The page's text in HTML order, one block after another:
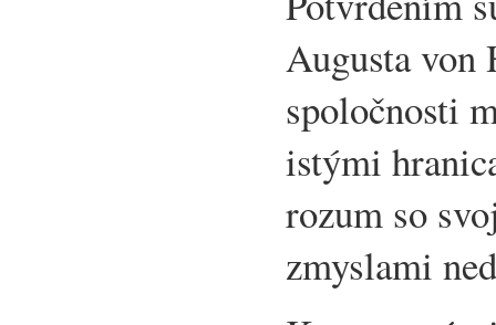
Augusta von
spoločnosti
istými
rozum so
zmyslami